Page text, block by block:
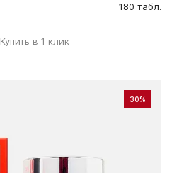
180 табл.
Купить в 1 клик
30%